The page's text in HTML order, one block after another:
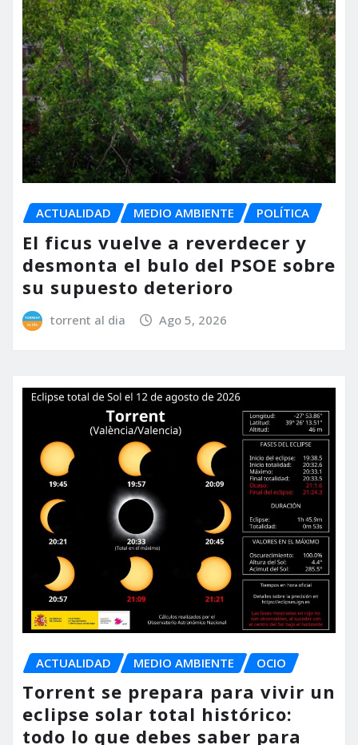
ACTUALIDAD MEDIO AMBIENTE POLÍTICA
El ficus vuelve a reverdecer y
desmonta el bulo del PSOE sobre
su supuesto deterioro
torrent al dia Ago 5, 2026
ACTUALIDAD MEDIO AMBIENTE OCIO
Torrent se prepara para vivir un
eclipse solar total histórico:
todo lo que debes saber para